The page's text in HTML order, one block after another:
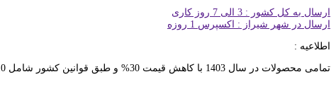
ارسال به کل کشور : 3 الی 7 روز کاری
ارسال در شهر شیراز : اکسپرس 1 روزه
اطلاعیه :
تمامی محصولات در سال 1403 با کاهش قیمت 30% و طبق قوانین کشور شامل 10% مالیات بر ارزش افزونه خواهد بود. ثبت سفارشات خرده تنها از عاملیت های فروش امکان پذیر خواهد بود. تماس با کارشناسان : 91691267-021